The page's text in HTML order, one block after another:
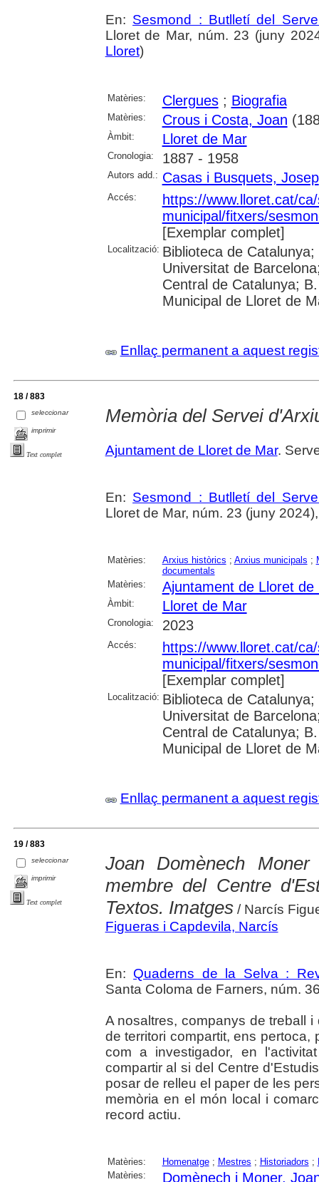
En: Sesmond : Butlletí del
Lloret de Mar, núm. 23 (juny
Lloret)
Matèries: Clergues; Biografia
Matèries: Crous i Costa, Joan
Àmbit: Lloret de Mar
Cronologia: 1887 - 1958
Autors add.: Casas i Busquets, Josep
Accés:
https://www.lloret.cat/
municipal/fitxers/
[Exemplar complet]
Localització: Biblioteca de
Universitat de
Central de Catalunya;
Municipal de Lloret de
Enllaç permanent a aquest
18 / 883
seleccionar
imprimir
Text complet
Memòria del Servei
Ajuntament de Lloret de Mar.
En: Sesmond : Butlletí del
Lloret de Mar, núm. 23 (juny
Matèries: Arxius històrics ; Arxius municipals ;
documentals
Matèries:
Ajuntament de Lloret de
Àmbit: Lloret de Mar
Cronologia: 2023
Accés:
https://www.lloret.cat/
municipal/fitxers/
[Exemplar complet]
Localització: Biblioteca de
Universitat de
Central de Catalunya;
Municipal de Lloret de
Enllaç permanent a aquest
19 / 883
seleccionar
imprimir
Text complet
Joan Domènech
membre del Centre
Textos. Imatges/ Narcís
Figueras i Capdevila, Narcís
En: Quaderns de la Selva :
Santa Coloma de Farners, núm.
A nosaltres, companys de treball
de territori compartit, ens
com a investigador, en
compartir al si del Centre
posar de relleu el paper de les
memòria en el món local i
record actiu.
Matèries: Homenatge; Mestres ; Historiadors ;
Matèries:
Domènech i Moner,